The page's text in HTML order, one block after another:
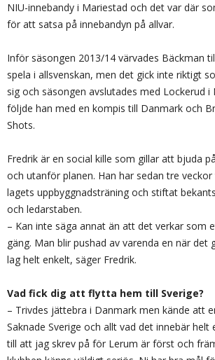
NIU-innebandy i Mariestad och det var där
för att satsa på innebandyn på allvar.
Inför säsongen 2013/14 värvades Bäckman
spela i allsvenskan, men det gick inte riktigt
sig och säsongen avslutades med Lockerud i
följde han med en kompis till Danmark och
Shots.
Fredrik är en social kille som gillar att bjuda
och utanför planen. Han har sedan tre
lagets uppbyggnadsträning och stiftat
och ledarstaben.
– Kan inte säga annat än att det verkar som
gäng. Man blir pushad av varenda en när det
lag helt enkelt, säger Fredrik.
Vad fick dig att flytta hem till Sverige?
– Trivdes jättebra i Danmark men kände att
Saknade Sverige och allt vad det innebär helt
till att jag skrev på för Lerum är först och